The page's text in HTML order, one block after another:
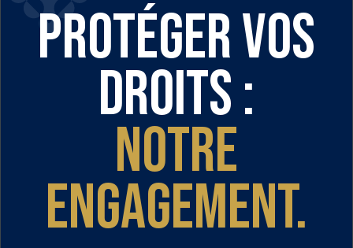
Protéger vos
droits :
notre
engagement.